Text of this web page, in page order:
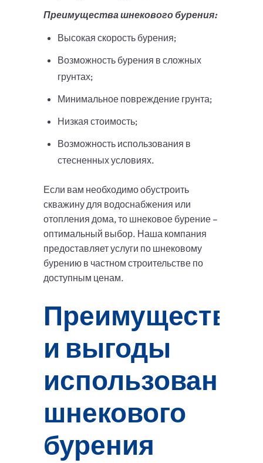
Преимущества шнекового бурения:
Высокая скорость бурения;
Возможность бурения в сложных
грунтах;
Минимальное повреждение грунта;
Низкая стоимость;
Возможность использования в
стесненных условиях.
Если вам необходимо обустроить
скважину для водоснабжения или
отопления дома, то шнековое бурение –
оптимальный выбор. Наша компания
предоставляет услуги по шнековому
бурению в частном строительстве по
доступным ценам.
Преимущества
и выгоды
использования
шнекового
бурения